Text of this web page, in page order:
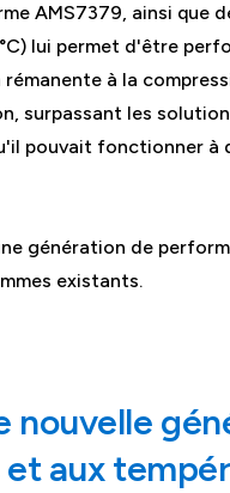
AMS7379, ainsi que
lui permet d'être
à la
les
pouvait fonctionner à
génération de
existants.
nouvelle
aux